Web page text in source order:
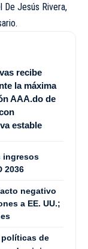
De Jesús Rivera,
recibe
la máxima
AAA.do de
estable
ingresos
2036
negativo
a EE. UU.;
de